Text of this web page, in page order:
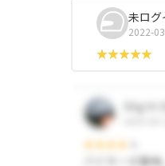
未ログ
2022-